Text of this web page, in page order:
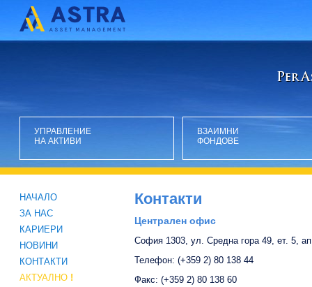
УПРАВЛЕНИЕ
НА АКТИВИ
ВЗАИМНИ
ФОНДОВЕ
НАЧАЛО
ЗА НАС
КАРИЕРИ
НОВИНИ
КОНТАКТИ
АКТУАЛНО !
Контакти
Централен офис
София 1303, ул. Средна гора 49, ет. 5,
Телефон: (+359 2) 80 138 44
Факс: (+359 2) 80 138 60